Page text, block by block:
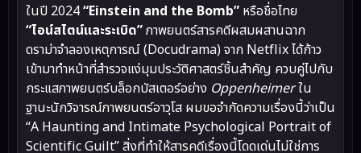
ในปี 2024“Einstein and the Bomb” หรือชื่อไทย
“ไอน์สไตน์และระเบิด”ภาพยนตร์สารคดีผสมผสานฉาก
ดราม่าจำลองเหตุการณ์ (Docudrama) จาก Netflix ได้ก้าว
เข้ามาทำหน้าที่สำรวจแง่มุมประวัติศาสตร์ชิ้นสำคัญ ควบคู่ไปกับ
กระแสภาพยนตร์บล็อกบัสเตอร์อย่าง Oppenheimerใน
ฐานะนักวิจารณ์ภาพยนตร์อาวุโส ผมขอจำกัดความเรื่องนี้ว่าเป็น
“A Haunting and Intimate Psychological Portrait of
Scientific Guilt” สิ่งที่ทำให้สารคดีเรื่องนี้โดดเด่นไม่ใช่การ